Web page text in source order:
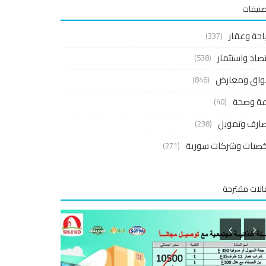
وعقار (337)
واستثمار (538)
ومعارض (846)
وصحة (40)
وتمويل (238)
وشركات سورية (271)
مقترحة